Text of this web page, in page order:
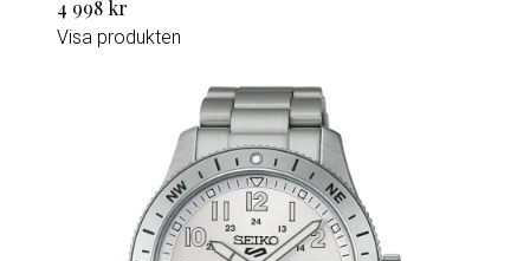
4 998 kr
Visa produkten